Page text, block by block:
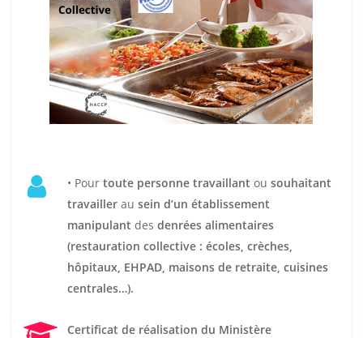
• Pour toute personne travaillant ou souhaitant
travailler au sein d’un établissement
manipulant des denrées alimentaires
(restauration collective : écoles, crèches,
hôpitaux, EHPAD, maisons de retraite, cuisines
centrales…).
Certificat de réalisation du Ministère